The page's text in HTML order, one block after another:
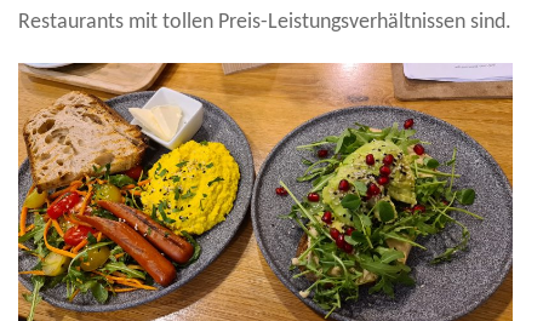
Restaurants mit tollen Preis-Leistungsverhältnissen sind.